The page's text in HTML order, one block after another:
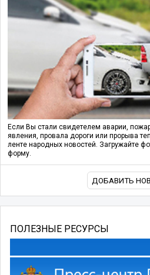
Если Вы стали свидетелем аварии,
явления, провала дороги или прорыва
ленте народных новостей. Загружайте
форму.
ДОБАВИТЬ
ПОЛЕЗНЫЕ РЕСУРСЫ